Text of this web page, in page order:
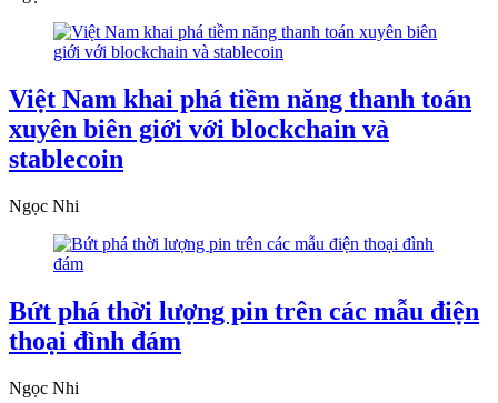
Việt Nam khai phá tiềm năng thanh toán
xuyên biên giới với blockchain và
stablecoin
Ngọc Nhi
Bứt phá thời lượng pin trên các mẫu điện
thoại đình đám
Ngọc Nhi